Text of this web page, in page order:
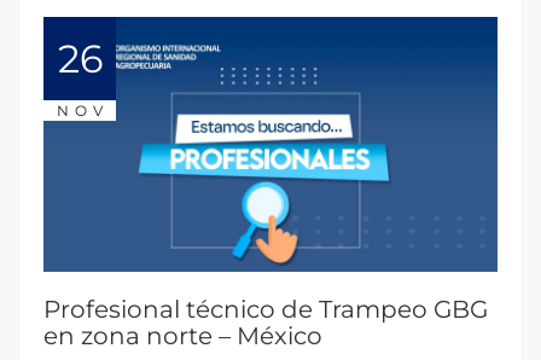
26
NOV
Profesional técnico de Trampeo GBG
en zona norte – México